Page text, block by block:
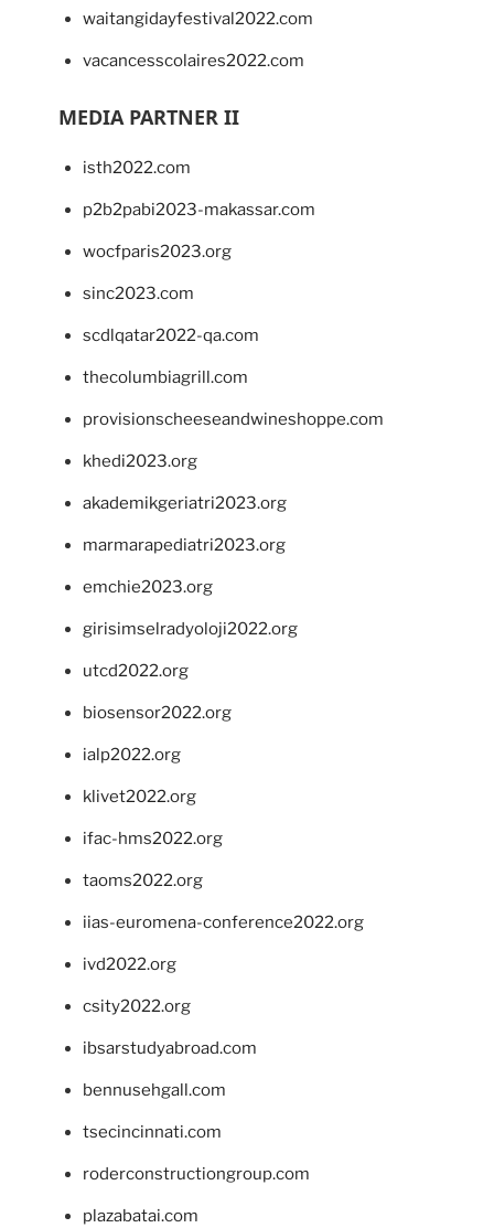
waitangidayfestival2022.com
vacancesscolaires2022.com
MEDIA PARTNER II
isth2022.com
p2b2pabi2023-makassar.com
wocfparis2023.org
sinc2023.com
scdlqatar2022-qa.com
thecolumbiagrill.com
provisionscheeseandwineshoppe.com
khedi2023.org
akademikgeriatri2023.org
marmarapediatri2023.org
emchie2023.org
girisimselradyoloji2022.org
utcd2022.org
biosensor2022.org
ialp2022.org
klivet2022.org
ifac-hms2022.org
taoms2022.org
iias-euromena-conference2022.org
ivd2022.org
csity2022.org
ibsarstudyabroad.com
bennusehgall.com
tsecincinnati.com
roderconstructiongroup.com
plazabatai.com